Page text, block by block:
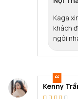
Kaga
khách
ngôi
Kenny